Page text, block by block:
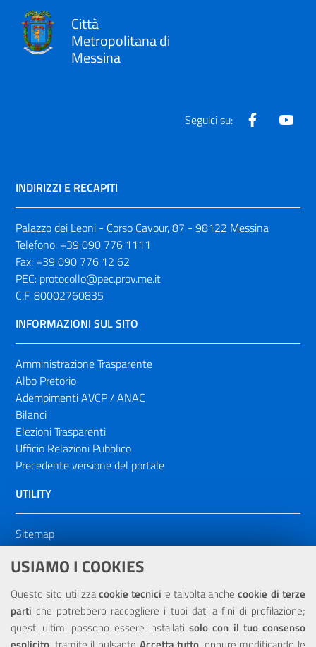
USIAMO I COOKIES
Questo sito utilizzacookie tecnici e talvolta anchecookie di terze
parti che potrebbero raccogliere i tuoi dati a fini di profilazione;
questi ultimi possono essere installatisolo con il tuo consenso
Città
Metropolitana di
Messina
Seguici su: Facebook
INDIRIZZI E RECAPITI
Palazzo dei Leoni - Corso Cavour, 87 - 98122 Messina
Telefono: +39 090 776 1111
Fax: +39 090 776 12 62
PEC: protocollo@pec.prov.me.it
C.F. 80002760835
INFORMAZIONI SUL SITO
Amministrazione Trasparente
Albo Pretorio
Adempimenti AVCP / ANAC
Bilanci
Elezioni Trasparenti
Ufficio Relazioni Pubblico
Precedente versione del portale
UTILITY
Sitemap
Dichiarazione di accessibilità
NOTE LEGALI
Privacy